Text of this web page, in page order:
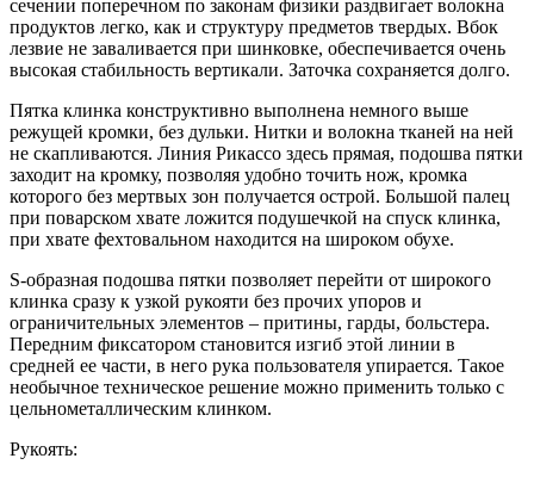
сечении поперечном по законам физики раздвигает волокна
продуктов легко, как и структуру предметов твердых. Вбок
лезвие не заваливается при шинковке, обеспечивается очень
высокая стабильность вертикали. Заточка сохраняется долго.
Пятка клинка конструктивно выполнена немного выше
режущей кромки, без дульки. Нитки и волокна тканей на ней
не скапливаются. Линия Рикассо здесь прямая, подошва пятки
заходит на кромку, позволяя удобно точить нож, кромка
которого без мертвых зон получается острой. Большой палец
при поварском хвате ложится подушечкой на спуск клинка,
при хвате фехтовальном находится на широком обухе.
S-образная подошва пятки позволяет перейти от широкого
клинка сразу к узкой рукояти без прочих упоров и
ограничительных элементов – притины, гарды, больстера.
Передним фиксатором становится изгиб этой линии в
средней ее части, в него рука пользователя упирается. Такое
необычное техническое решение можно применить только с
цельнометаллическим клинком.
Рукоять: